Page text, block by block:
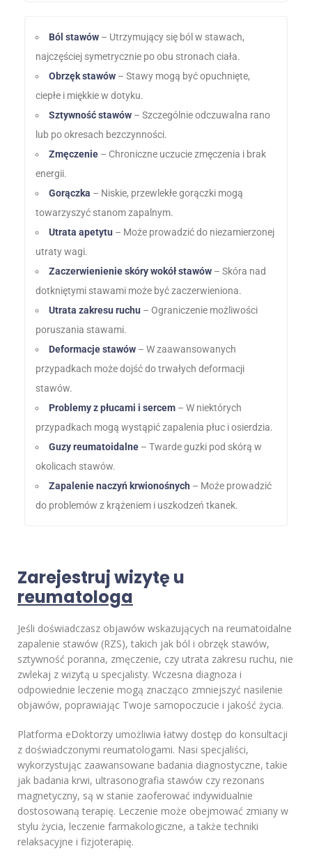
Ból stawów – Utrzymujący się ból w stawach,
najczęściej symetrycznie po obu stronach ciała.
Obrzęk stawów – Stawy mogą być opuchnięte,
ciepłe i miękkie w dotyku.
Sztywność stawów – Szczególnie odczuwalna rano
lub po okresach bezczynności.
Zmęczenie – Chroniczne uczucie zmęczenia i brak
energii.
Gorączka – Niskie, przewlekłe gorączki mogą
towarzyszyć stanom zapalnym.
Utrata apetytu – Może prowadzić do niezamierzonej
utraty wagi.
Zaczerwienienie skóry wokół stawów – Skóra nad
dotkniętymi stawami może być zaczerwieniona.
Utrata zakresu ruchu – Ograniczenie możliwości
poruszania stawami.
Deformacje stawów – W zaawansowanych
przypadkach może dojść do trwałych deformacji
stawów.
Problemy z płucami i sercem – W niektórych
przypadkach mogą wystąpić zapalenia płuc i osierdzia.
Guzy reumatoidalne – Twarde guzki pod skórą w
okolicach stawów.
Zapalenie naczyń krwionośnych – Może prowadzić
do problemów z krążeniem i uszkodzeń tkanek.
Zarejestruj wizytę u
reumatologa
Jeśli doświadczasz objawów wskazujących na reumatoidalne
zapalenie stawów (RZS), takich jak ból i obrzęk stawów,
sztywność poranna, zmęczenie, czy utrata zakresu ruchu, nie
zwlekaj z wizytą u specjalisty. Wczesna diagnoza i
odpowiednie leczenie mogą znacząco zmniejszyć nasilenie
objawów, poprawiając Twoje samopoczucie i jakość życia.
Platforma eDoktorzy umożliwia łatwy dostęp do konsultacji
z doświadczonymi reumatologami. Nasi specjaliści,
wykorzystując zaawansowane badania diagnostyczne, takie
jak badania krwi, ultrasonografia stawów czy rezonans
magnetyczny, są w stanie zaoferować indywidualnie
dostosowaną terapię. Leczenie może obejmować zmiany w
stylu życia, leczenie farmakologiczne, a także techniki
relaksacyjne i fizjoterapię.